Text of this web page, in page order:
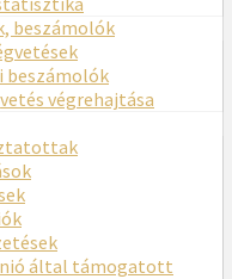
beszámolók
beszámolók
végrehajtása
által támogatott